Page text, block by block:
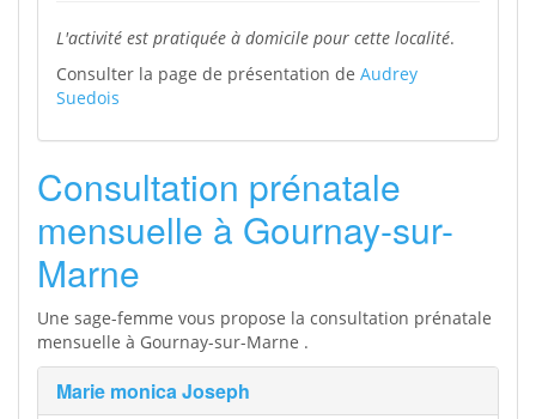
L'activité est pratiquée à domicile pour cette localité.
Consulter la page de présentation de Audrey
Suedois
Consultation prénatale
mensuelle à Gournay-sur-
Marne
Une sage-femme vous propose la consultation prénatale
mensuelle à Gournay-sur-Marne .
Marie monica Joseph